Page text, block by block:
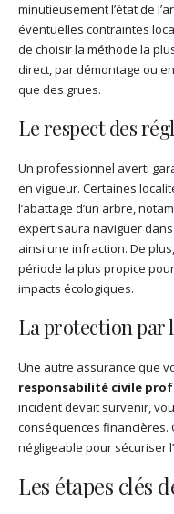
minutieusement l’état de
éventuelles contraintes
de choisir la méthode la
direct, par démontage ou
que des grues.
Le respect des
Un professionnel averti
en vigueur. Certaines
l’abattage d’un arbre,
expert saura naviguer
ainsi une infraction. De
période la plus propice
impacts écologiques.
La protection par
Une autre assurance que
responsabilité civile
incident devait survenir,
conséquences financières.
négligeable pour sécuriser
Les étapes clés